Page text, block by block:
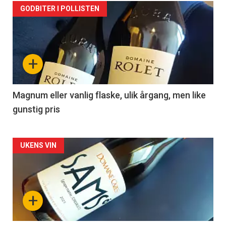
Forsiden
akkurat
nå
3
+
GODBITER I POLLISTEN
Magnum eller vanlig flaske, ulik årgang, men like
gunstig pris
Forsiden
akkurat
nå+
UKENS VIN